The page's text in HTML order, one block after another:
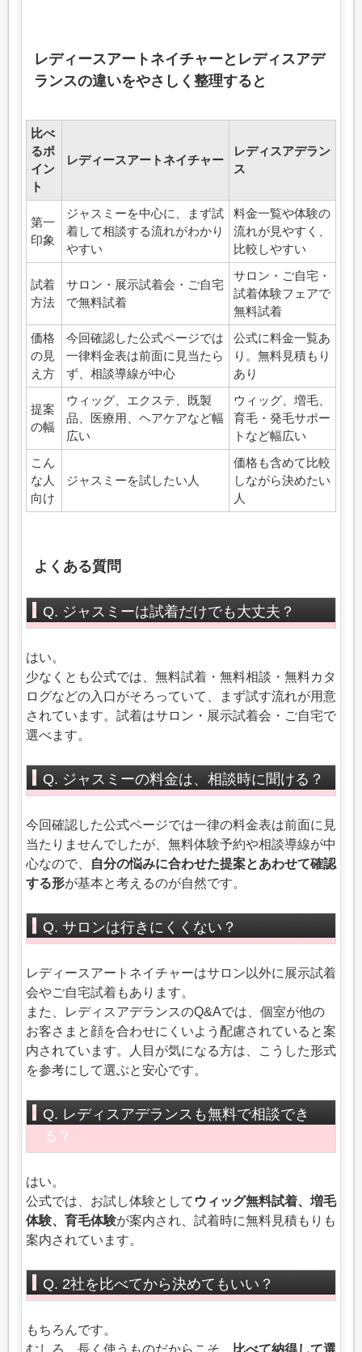
レディースアートネイチャーとレディスアデ
ランスの違いをやさしく整理すると
比べ
るポ
イン
ト
レディースアートネイチャー
レディスアデラン
ス
第一
印象
ジャスミーを中心に、まず試
着して相談する流れがわかり
やすい
料金一覧や体験の
流れが見やすく、
比較しやすい
試着
方法
サロン・展示試着会・ご自宅
で無料試着
サロン・ご自宅・
試着体験フェアで
無料試着
価格
の見
え方
今回確認した公式ページでは
一律料金表は前面に見当たら
ず、相談導線が中心
公式に料金一覧あ
り。無料見積もり
あり
提案
の幅
ウィッグ、エクステ、既製
品、医療用、ヘアケアなど幅
広い
ウィッグ、増毛、
育毛・発毛サポー
トなど幅広い
こん
な人
向け
ジャスミーを試したい人
価格も含めて比較
しながら決めたい
人
よくある質問
Q. ジャスミーは試着だけでも大丈夫？
はい。
少なくとも公式では、無料試着・無料相談・無料カタ
ログなどの入口がそろっていて、まず試す流れが用意
されています。試着はサロン・展示試着会・ご自宅で
選べます。
Q. ジャスミーの料金は、相談時に聞ける？
今回確認した公式ページでは一律の料金表は前面に見
当たりませんでしたが、無料体験予約や相談導線が中
心なので、
自分の悩みに合わせた提案とあわせて確認
する形が基本と考えるのが自然です。
Q. サロンは行きにくくない？
レディースアートネイチャーはサロン以外に展示試着
会やご自宅試着もあります。
また、レディスアデランスのQ&Aでは、個室が他の
お客さまと顔を合わせにくいよう配慮されていると案
内されています。人目が気になる方は、こうした形式
を参考にして選ぶと安心です。
Q. レディスアデランスも無料で相談でき
る？
はい。
公式では、お試し体験として ウィッグ無料試着、増毛
体験、育毛体験が案内され、試着時に無料見積もりも
案内されています。
Q. 2社を比べてから決めてもいい？
もちろんです。
むしろ、長く使うものだからこそ、
比べて納得して選